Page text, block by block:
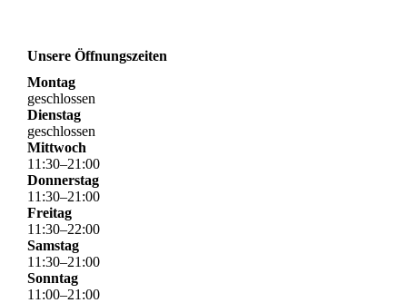
Unsere Öffnungszeiten
Montag
geschlossen
Dienstag
geschlossen
Mittwoch
11 :30–21 :00
Donnerstag
11 :30–21 :00
Freitag
11 :30–22:00
Samstag
11 :30–21 :00
Sonntag
11 :00–21 :00